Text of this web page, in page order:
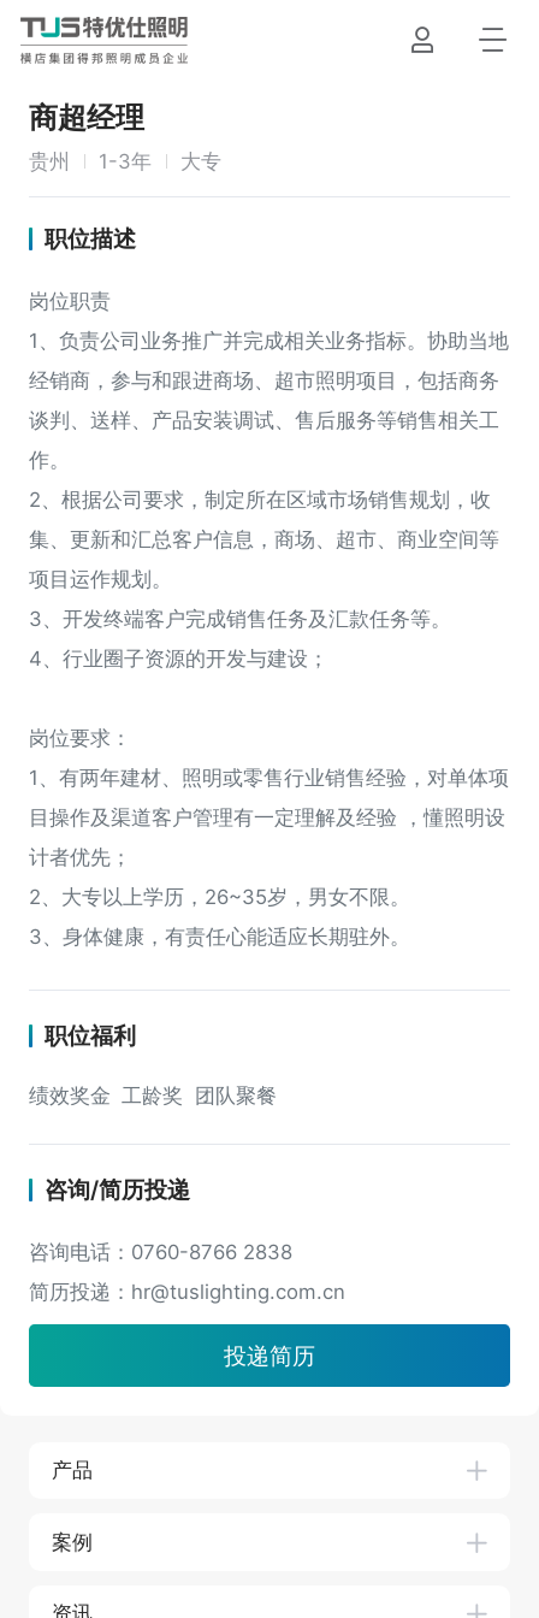
案例
下载
招聘
走进得邦
商超经理
贵州 1-3年 大专
职位描述
岗位职责
1、负责公司业务推广并完成相关业务指标。协助当地
经销商，参与和跟进商场、超市照明项目，包括商务
谈判、送样、产品安装调试、售后服务等销售相关工
作。
2、根据公司要求，制定所在区域市场销售规划，收
集、更新和汇总客户信息，商场、超市、商业空间等
项目运作规划。
3、开发终端客户完成销售任务及汇款任务等。
4、行业圈子资源的开发与建设；
岗位要求：
1、有两年建材、照明或零售行业销售经验，对单体项
目操作及渠道客户管理有一定理解及经验 ，懂照明设
计者优先；
2、大专以上学历，26~35岁，男女不限。
3、身体健康，有责任心能适应长期驻外。
职位福利
绩效奖金 工龄奖 团队聚餐
咨询/简历投递
咨询电话：0760-8766 2838
简历投递：hr@tuslighting.com.cn
投递简历
产品
案例